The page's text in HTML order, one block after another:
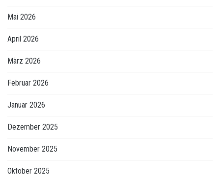
Mai 2026
April 2026
März 2026
Februar 2026
Januar 2026
Dezember 2025
November 2025
Oktober 2025